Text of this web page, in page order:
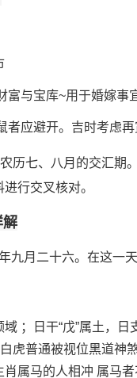
与宝库~用于婚嫁事
应避开。吉时考虑再
历七、八月的交汇期
行交叉核对。
解
九月二十六。在这一
；日干“戊”属土，日
虎普通被视位黑道神
属马的人相冲 属马